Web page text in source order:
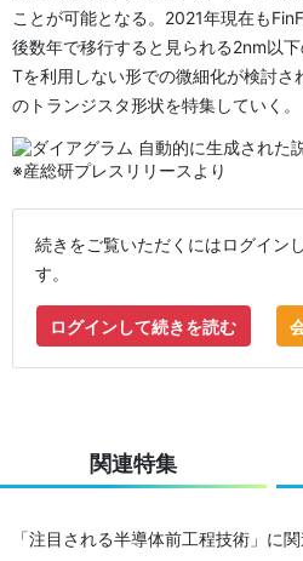
ことが可能となる。2021年現在も
後数年で移行すると見られる2nm以
Tを利用しない形での微細化が検討さ
のトランジスタ形状を特集していく。
※産総研プレスリリースより
続きをご覧いただくにはログイン
す。
ログインして続きを読む
関連特集
「注目される半導体前工程技術」に